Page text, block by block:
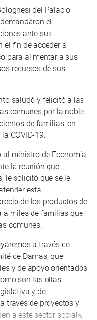
del Palacio
el
ante sus
el fin de acceder a
para alimentar a sus
recursos de sus
saludó y felicitó a las
comunes por la noble
de familias, en
COVID-19.
al ministro de Economía
la reunión que
le solicitó que se le
esta
de los productos de
a miles de familias que
comunes.
a través de
de Damas, que
y de apoyo orientados
son las ollas
y de
través de proyectos y
a este sector social»,